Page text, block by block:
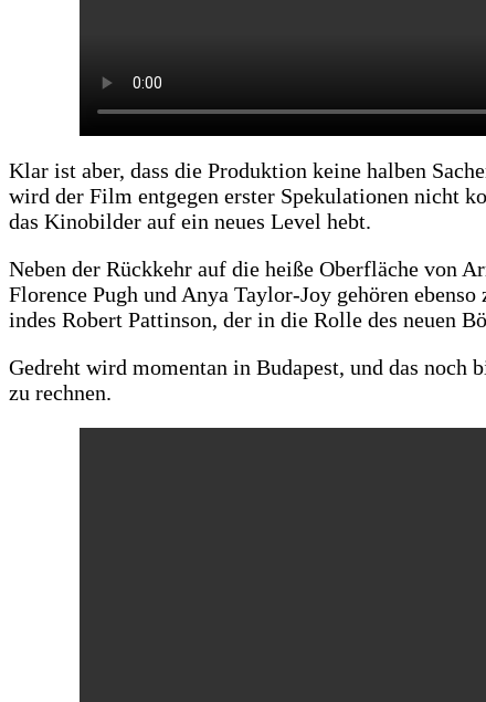
Klar ist aber, dass die Produktion keine halben
wird der Film entgegen erster Spekulationen nicht
das Kinobilder auf ein neues Level hebt.
Neben der Rückkehr auf die heiße Oberfläche von
Florence Pugh und Anya Taylor-Joy gehören
indes Robert Pattinson, der in die Rolle des neuen
Gedreht wird momentan in Budapest, und das
zu rechnen.